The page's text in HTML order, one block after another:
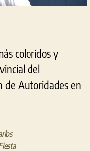
coloridos y
del
de Autoridades en